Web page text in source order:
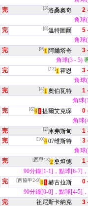
完 [3]洛桑奧奇
2
角球
完 [8]溫特圖爾
5
角球
完 [9]1 阿爾塔奇
3
角球(3 - 5)
完 [12]1 霍恩
3
角球
完 [4]1 奧伯瓦特
1
角球
完 [6]4 1 提爾艾克琛
0
角球
完 [2]庫弗斯甸
1
完 [10]407维斯特
3
角球
完 [西甲13]2 桑坦德
1
90分鐘[1-1]，點球[6-7]
完 [西協甲2-9]4 1 赫古拉斯
0
90分鐘[0-0]，點球[4-5]
完 祖尼斯卡納克
3